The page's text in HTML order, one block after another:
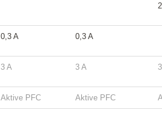
0,3 A 0,3 A
3 A 3 A
Aktive PFC Aktive PFC